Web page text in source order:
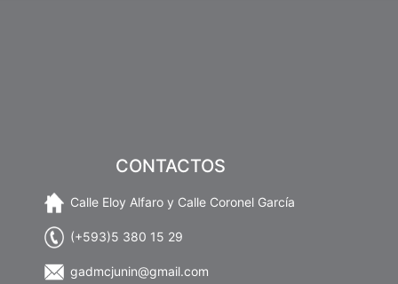
CONTACTOS
Calle Eloy Alfaro y Calle Coronel García
(+593)5 380 15 29
gadmcjunin@gmail.com